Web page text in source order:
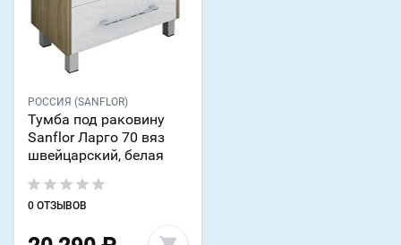
РОССИЯ (SANFLOR)
Тумба под раковину
Sanflor Ларго 70 вяз
швейцарский, белая
0 ОТЗЫВОВ